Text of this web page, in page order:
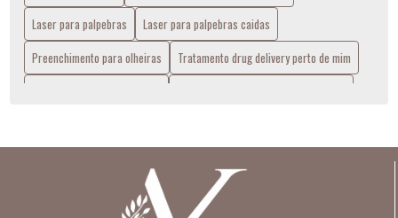
COMO FUNCIONA O ULTRASSOM MICROFOCADO PARA
TRATAMENTO ESTÉTICO FACIAL
COMO IDENTIFICAR E TRATAR DIFERENTES TIPOS DE
ATRAVÉS DE PROCEDIMENTOS ESTÉTICOS
COMO POSSO EVITAR QUE A MINHA PELE ENVELHEÇA?
Laser para palpebras
Laser para palpebras caidas
Preenchimento para olheiras
Tratamento drug delivery perto de mim